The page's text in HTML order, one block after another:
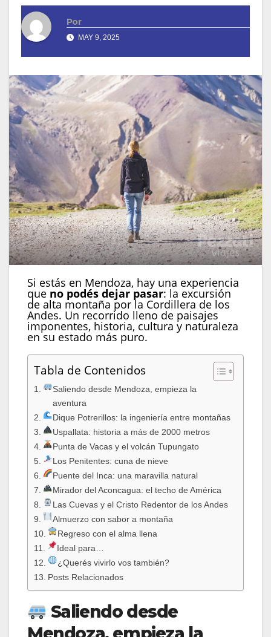
Por
MAY 9, 2025
Si estás en Mendoza, hay una experiencia
que no podés dejar pasar: la excursión
de alta montaña por la Cordillera de los
Andes. Un recorrido lleno de paisajes
imponentes, historia, cultura y naturaleza
en su estado más puro.
Tabla de Contenidos
Saliendo desde Mendoza, empieza la
aventura
Dique Potrerillos: la ingeniería entre montañas
Uspallata: historia a más de 2000 metros
Punta de Vacas y el volcán Tupungato
Los Penitentes: cuna de nieve
Puente del Inca: una maravilla natural
Mirador del Aconcagua: el techo de América
Las Cuevas y el Cristo Redentor de los Andes
Almuerzo con sabor a montaña
Regreso con el alma llena
Ideal para…
¿Querés vivirlo vos también?
Posts Relacionados
Saliendo desde